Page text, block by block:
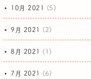
10月 2021 (5)
9月 2021 (2)
8月 2021 (1)
7月 2021 (6)